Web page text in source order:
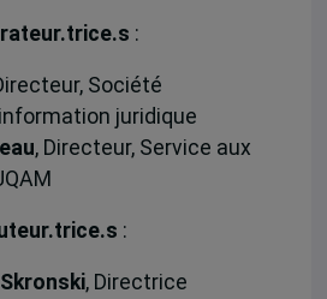
:
Société
juridique
, Directeur, Service aux
:
, Directrice